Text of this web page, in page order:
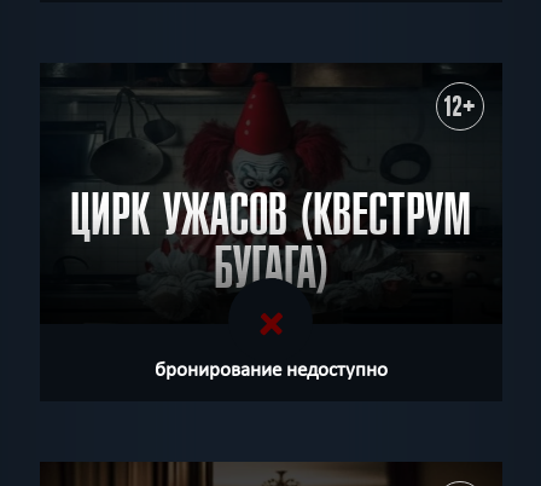
12+
ЦИРК УЖАСОВ (КВЕСТРУМ
БУГАГА)
бронирование недоступно